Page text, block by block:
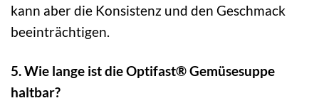
kann aber die Konsistenz und den Geschmack
beeinträchtigen.
5. Wie lange ist die Optifast® Gemüsesuppe
haltbar?